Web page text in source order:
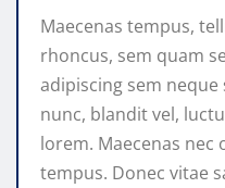
Maecenas tempus,
rhoncus, sem quam
adipiscing sem
nunc, blandit vel,
lorem. Maecenas
tempus. Donec vitae